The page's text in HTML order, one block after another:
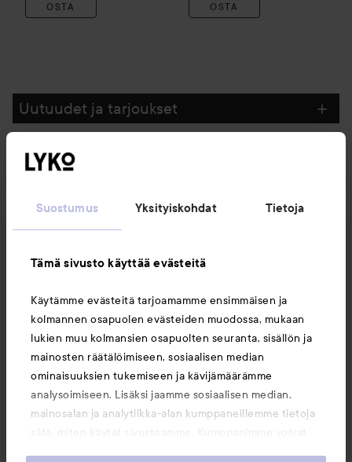
Suostumus Yksityiskohdat Tietoja
Tämä sivusto käyttää evästeitä
Käytämme evästeitä tarjoamamme ensimmäisen ja
kolmannen osapuolen evästeiden muodossa, mukaan
lukien muu kolmansien osapuolten seuranta, sisällön ja
mainosten räätälöimiseen, sosiaalisen median
ominaisuuksien tukemiseen ja kävijämäärämme
analysoimiseen. Lisäksi jaamme sosiaalisen median,
mainosalan ja analytiikka-alan kumppaneillemme tietoja
OSTA OSTA
Uutuudet ja tarjoukset
Seuraa meitä
Asiakaspalvelu
Tietoja
Saattaisit myös tykätä